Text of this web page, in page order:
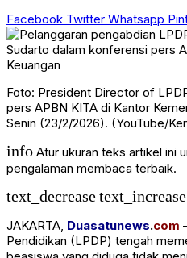
Facebook Twitter Whatsapp
Foto: President Director of
pers APBN KITA di Kantor
Senin (23/2/2026). (YouTube/
info Atur ukuran teks artikel ini
pengalaman membaca terbaik.
text_decreasetext_increase
JAKARTA, Duasatunews.com
Pendidikan (LPDP) tengah